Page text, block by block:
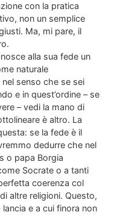
con la pratica
non un semplice
Ma, mi pare, il
alla sua fede un
naturale
senso che se sei
e in quest’ordine – se
– vedi la mano di
è altro. La
se la fede è il
dedurre che nel
o papa Borgia
Socrate o a tanti
coerenza col
altre religioni. Questo,
e a cui finora non